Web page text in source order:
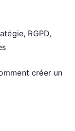
RGPD,
créer un